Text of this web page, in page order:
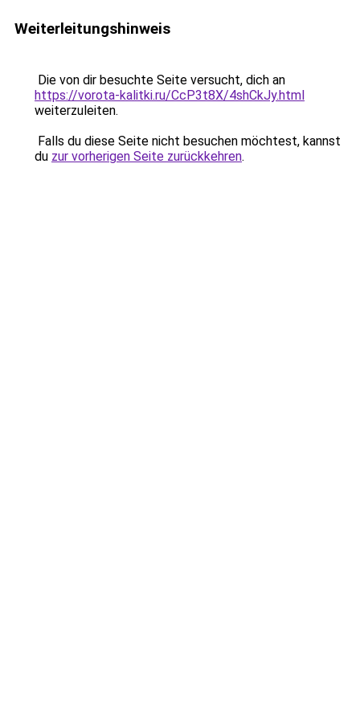
Weiterleitungshinweis
Die von dir besuchte Seite versucht, dich an
https://vorota-kalitki.ru/CcP3t8X/4shCkJy.html
weiterzuleiten.
Falls du diese Seite nicht besuchen möchtest, kannst
du zur vorherigen Seite zurückkehren.